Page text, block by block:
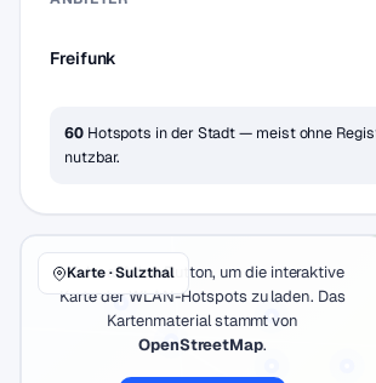
Freifunk
60Hotspots in der Stadt — meist ohne
nutzbar.
Klicke auf den Button, um die interaktive
Karte der WLAN-Hotspots zu laden. Das
Kartenmaterial stammt von
OpenStreetMap.
Karte · Sulzthal